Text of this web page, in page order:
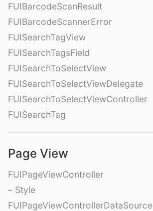
FUIBarcodeScanResult
FUIBarcodeScannerError
FUISearchTagView
FUISearchTagsField
FUISearchToSelectView
FUISearchToSelectViewDelegate
FUISearchToSelectViewController
FUISearchTag
Page View
FUIPageViewController
– Style
FUIPageViewControllerDataSource